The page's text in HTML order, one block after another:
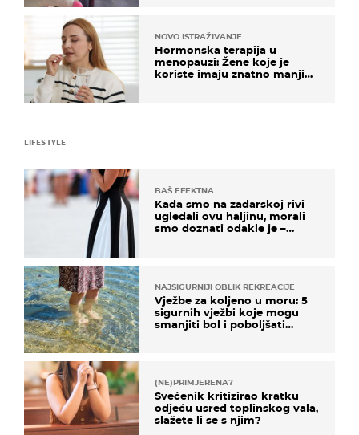
NOVO ISTRAŽIVANJE
Hormonska terapija u
menopauzi: Žene koje je
koriste imaju znatno manji
LIFESTYLE
BAŠ EFEKTNA
Kada smo na zadarskoj rivi
ugledali ovu haljinu, morali
smo doznati odakle je –
NAJSIGURNIJI OBLIK REKREACIJE
Vježbe za koljeno u moru: 5
sigurnih vježbi koje mogu
smanjiti bol i poboljšati
(NE)PRIMJERENA?
Svećenik kritizirao kratku
odjeću usred toplinskog vala,
slažete li se s njim?